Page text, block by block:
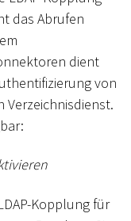
das Abrufen
dient
von
Kopplung für